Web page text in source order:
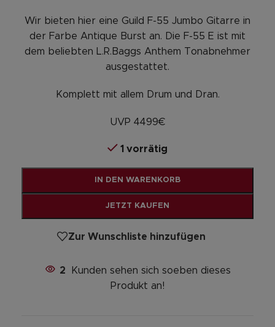
Wir bieten hier eine Guild F-55 Jumbo Gitarre in
der Farbe Antique Burst an. Die F-55 E ist mit
dem beliebten L.R.Baggs Anthem Tonabnehmer
ausgestattet.
Komplett mit allem Drum und Dran.
UVP 4499€
1 vorrätig
IN DEN WARENKORB
JETZT KAUFEN
Alternative:
Zur Wunschliste hinzufügen
2
Kunden sehen sich soeben dieses
Produkt an!